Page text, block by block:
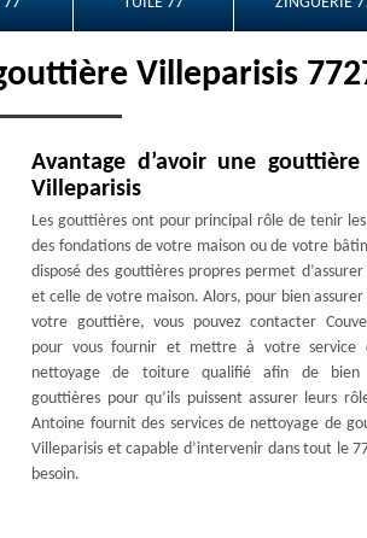
Villeparisis
Avantage d’avoir une
Villeparisis
Les gouttières ont pour principal rôle de tenir
des fondations de votre maison ou de votre
disposé des gouttières propres permet
et celle de votre maison. Alors, pour bien
votre gouttière, vous pouvez contacter
pour vous fournir et mettre à votre service
nettoyage de toiture qualifié afin de bien
gouttières pour qu’ils puissent assurer leurs
Antoine fournit des services de nettoyage de
Villeparisis et capable d’intervenir dans tout le
besoin.